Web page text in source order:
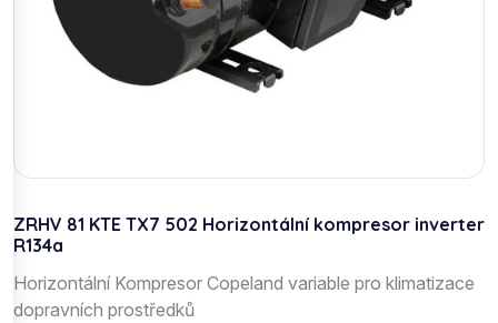
ZRHV 81 KTE TX7 502 Horizontální kompresor inverter
R134a
Horizontální Kompresor Copeland variable pro klimatizace
dopravních prostředků